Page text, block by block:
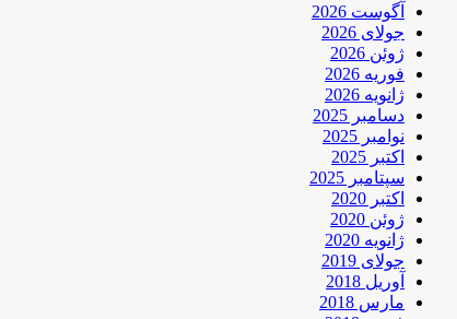
آگوست 2026
جولای 2026
ژوئن 2026
فوریه 2026
ژانویه 2026
دسامبر 2025
نوامبر 2025
اکتبر 2025
سپتامبر 2025
اکتبر 2020
ژوئن 2020
ژانویه 2020
جولای 2019
آوریل 2018
مارس 2018